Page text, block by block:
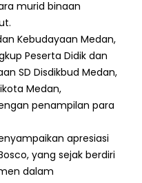
murid binaan
Kebudayaan Medan,
Peserta Didik dan
SD Disdikbud Medan,
Medan,
penampilan para
apresiasi
yang sejak berdiri
dalam